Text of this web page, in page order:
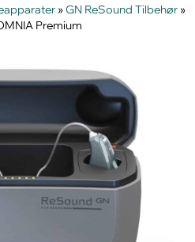
»GN ReSound Tilbehør »
Premium